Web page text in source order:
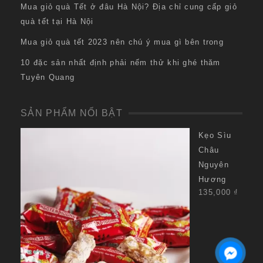
Mua giỏ quà Tết ở đâu Hà Nội? Địa chỉ cung cấp giỏ
quà tết tại Hà Nội
Mua giỏ quà tết 2023 nên chú ý mua gì bên trong
10 đặc sản nhất định phải nếm thử khi ghé thăm
Tuyên Quang
SẢN PHẨM NỔI BẬT
Kẹo Sìu
Châu
Nguyên
Hương
135,000 ₫